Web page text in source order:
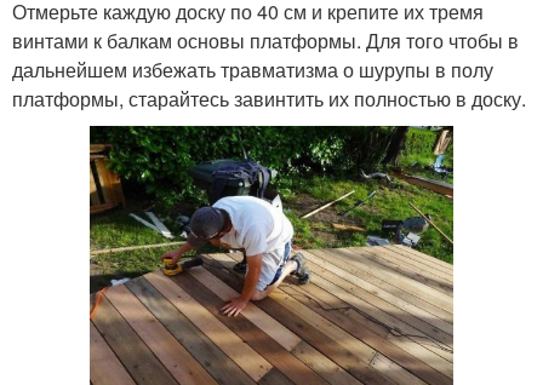
Отмерьте каждую доску по 40 см и крепите их тремя
винтами к балкам основы платформы. Для того чтобы в
дальнейшем избежать травматизма о шурупы в полу
платформы, старайтесь завинтить их полностью в доску.